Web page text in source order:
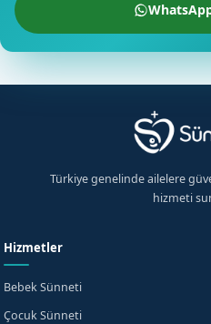
Türkiye genelinde ailelere
hizmeti
Hizmetler
Bebek Sünneti
Çocuk Sünneti